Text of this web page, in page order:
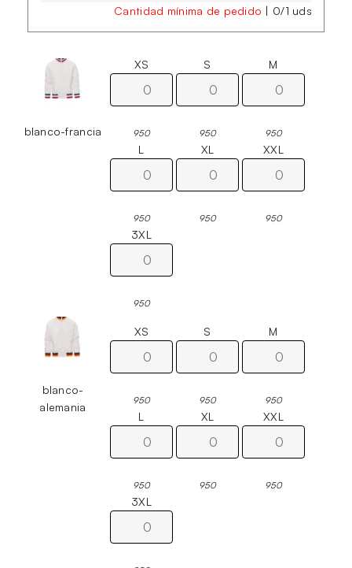
Cantidad mínima de pedido | 0/1 uds
blanco-francia
XS
950
S
950
M
950
L
950
XL
950
XXL
950
3XL
950
blanco-
alemania
XS
950
S
950
M
950
L
950
XL
950
XXL
950
3XL